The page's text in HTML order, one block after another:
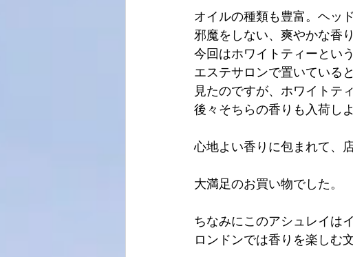
オイルの種類も豊富。ヘッ
邪魔をしない、爽やかな香
今回はホワイトティーとい
エステサロンで置いている
見たのですが、ホワイトテ
後々そちらの香りも入荷し
心地よい香りに包まれて、
大満足のお買い物でした。
ちなみにこのアシュレイは
ロンドンでは香りを楽しむ